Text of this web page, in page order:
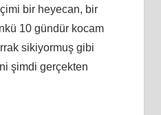
bir heyecan, bir
10 gündür kocam
sikiyormuş gibi
şimdi gerçekten